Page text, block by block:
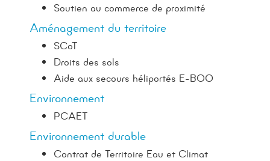
Soutien au commerce de proximité
Aménagement du territoire
SCoT
Droits des sols
Aide aux secours héliportés E-BOO
Environnement
PCAET
Environnement durable
Contrat de Territoire Eau et Climat